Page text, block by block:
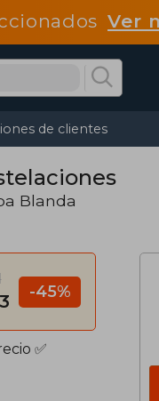
Ver
de clientes
Blanda
-45%
✅